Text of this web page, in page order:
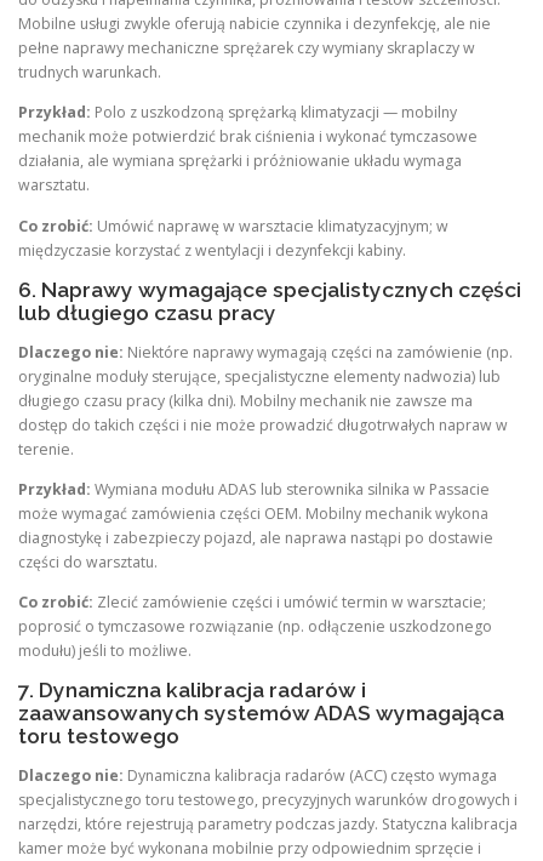
Mobilne usługi zwykle oferują nabicie czynnika i dezynfekcję, ale nie
pełne naprawy mechaniczne sprężarek czy wymiany skraplaczy w
trudnych warunkach.
Przykład: Polo z uszkodzoną sprężarką klimatyzacji — mobilny
mechanik może potwierdzić brak ciśnienia i wykonać tymczasowe
działania, ale wymiana sprężarki i próżniowanie układu wymaga
warsztatu.
Co zrobić: Umówić naprawę w warsztacie klimatyzacyjnym; w
międzyczasie korzystać z wentylacji i dezynfekcji kabiny.
6. Naprawy wymagające specjalistycznych części
lub długiego czasu pracy
Dlaczego nie: Niektóre naprawy wymagają części na zamówienie (np.
oryginalne moduły sterujące, specjalistyczne elementy nadwozia) lub
długiego czasu pracy (kilka dni). Mobilny mechanik nie zawsze ma
dostęp do takich części i nie może prowadzić długotrwałych napraw w
terenie.
Przykład: Wymiana modułu ADAS lub sterownika silnika w Passacie
może wymagać zamówienia części OEM. Mobilny mechanik wykona
diagnostykę i zabezpieczy pojazd, ale naprawa nastąpi po dostawie
części do warsztatu.
Co zrobić: Zlecić zamówienie części i umówić termin w warsztacie;
poprosić o tymczasowe rozwiązanie (np. odłączenie uszkodzonego
modułu) jeśli to możliwe.
7. Dynamiczna kalibracja radarów i
zaawansowanych systemów ADAS wymagająca
toru testowego
Dlaczego nie: Dynamiczna kalibracja radarów (ACC) często wymaga
specjalistycznego toru testowego, precyzyjnych warunków drogowych i
narzędzi, które rejestrują parametry podczas jazdy. Statyczna kalibracja
kamer może być wykonana mobilnie przy odpowiednim sprzęcie i